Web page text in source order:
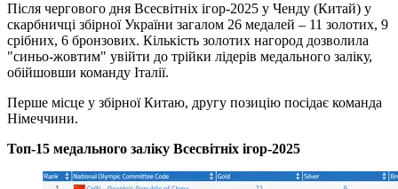
Після чергового дня Всесвітніх ігор-2025 у Ченду (Китай) у
скарбничці збірної України загалом 26 медалей – 11 золотих, 9
срібних, 6 бронзових. Кількість золотих нагород дозволила
"синьо-жовтим" увійти до трійки лідерів медального заліку,
обійшовши команду Італії.
Перше місце у збірної Китаю, другу позицію посідає команда
Німеччини.
Топ-15 медального заліку Всесвітніх ігор-2025